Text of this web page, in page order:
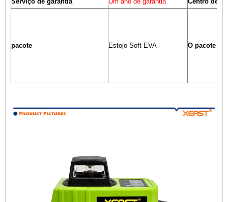
pacote Estojo Soft EVA O pacote